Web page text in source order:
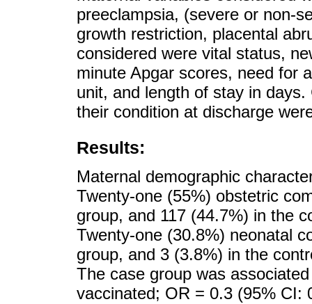
preeclampsia, (severe or non-
growth restriction, placental
considered were vital status,
minute Apgar scores, need for
unit, and length of stay in
their condition at discharge
Results:
Maternal demographic
Twenty-one (55%) obstetric
group, and 117 (44.7%) in the
Twenty-one (30.8%) neonatal
group, and 3 (3.8%) in the
The case group was
vaccinated; OR = 0.3 (95% CI: